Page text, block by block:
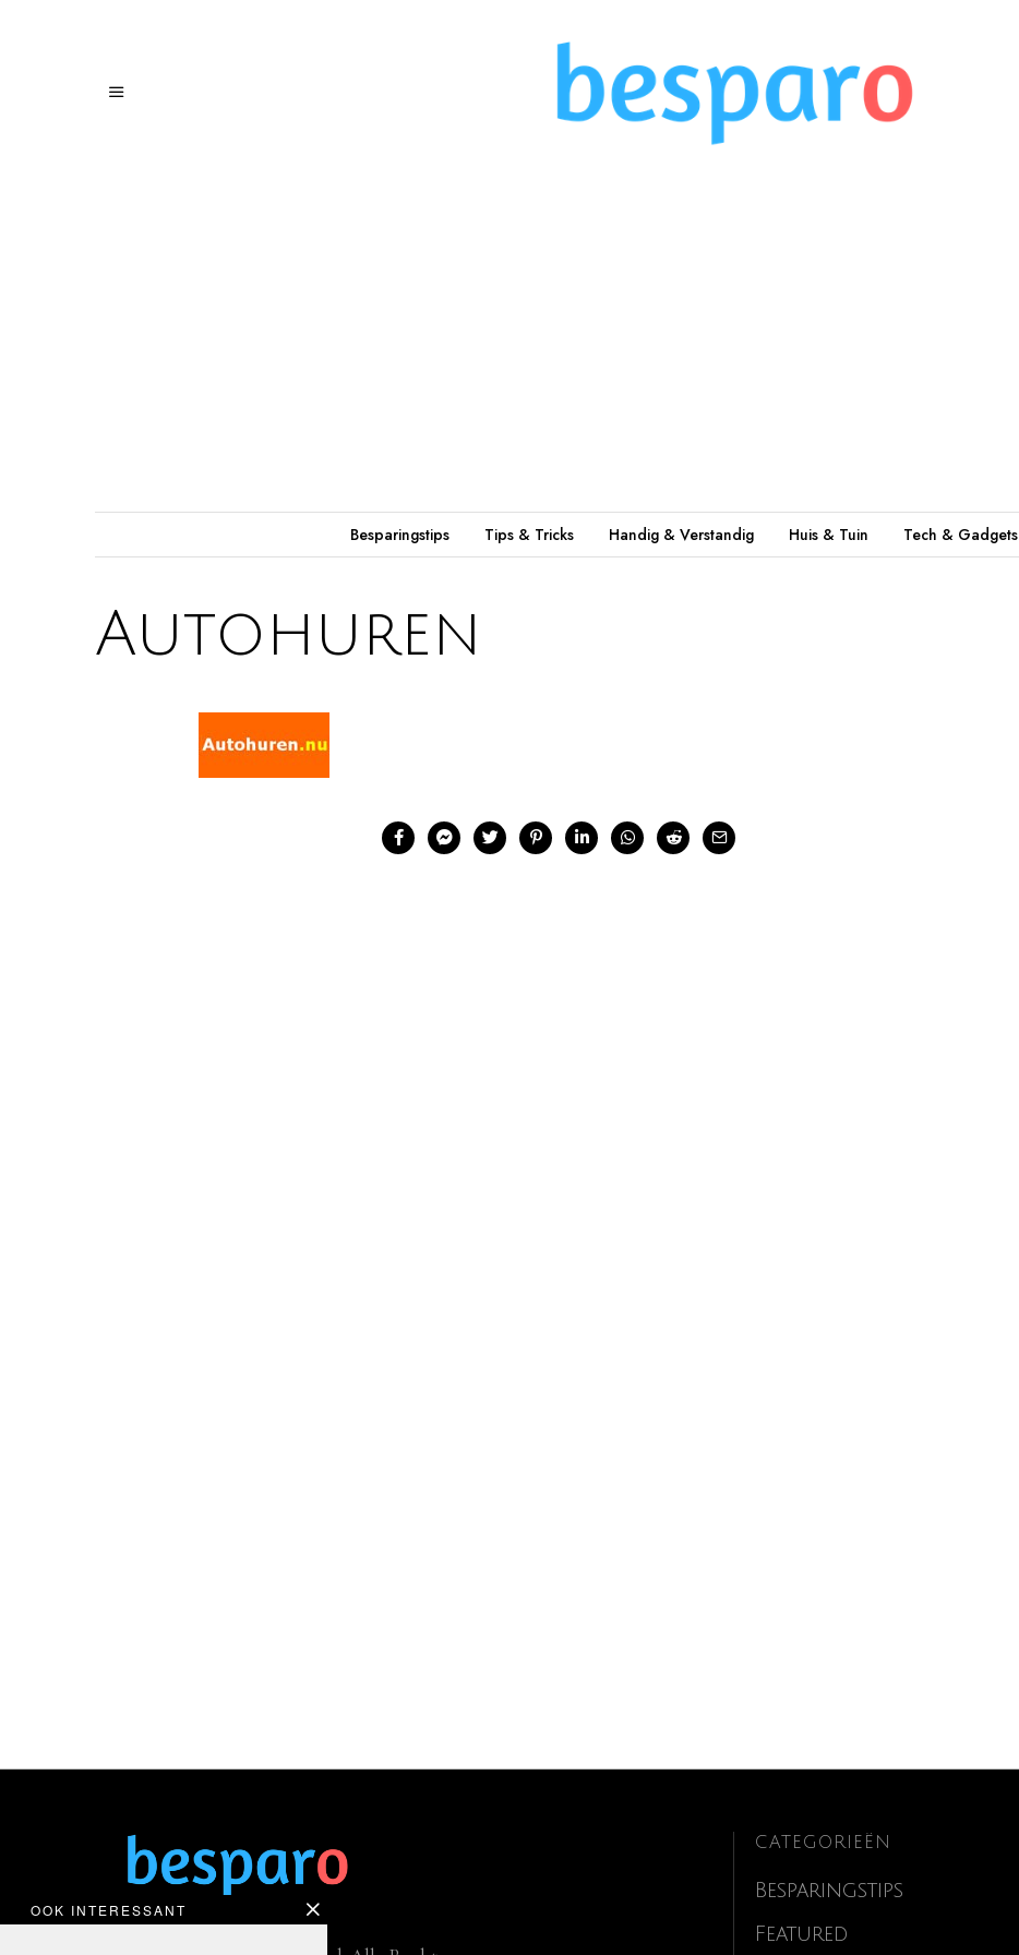
Besparingstips Tips & Tricks Handig & Verstandig Huis & Tuin Tech & Gadgets
Autohuren
OOK INTERESSANT
CATEGORIEËN
Besparingstips
Featured